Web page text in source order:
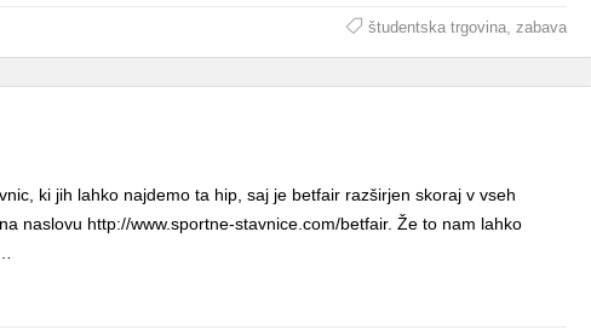
študentska trgovina, zabava
ki jih lahko najdemo ta hip, saj je betfair razširjen skoraj v vseh
naslovu http://www.sportne-stavnice.com/betfair. Že to nam lahko